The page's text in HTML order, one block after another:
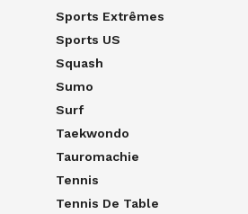
Sports Extrêmes
Sports US
Squash
Sumo
Surf
Taekwondo
Tauromachie
Tennis
Tennis De Table